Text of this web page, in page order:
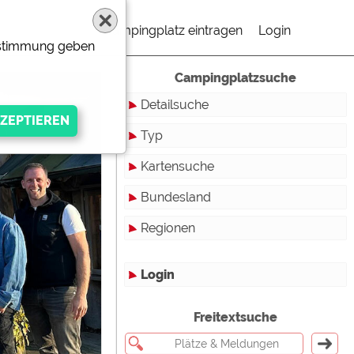
Campingplatz eintragen Login
Campingplatzsuche
Detailsuche
Typ
Touristikstellplätze
Dauerstellplätze
Reisemobilstellplätze
Bungalows
Kartensuche
Bundesland
Baden-Württemberg
Brandenburg
Regionen
Login
Freitextsuche
geben
Anbieters